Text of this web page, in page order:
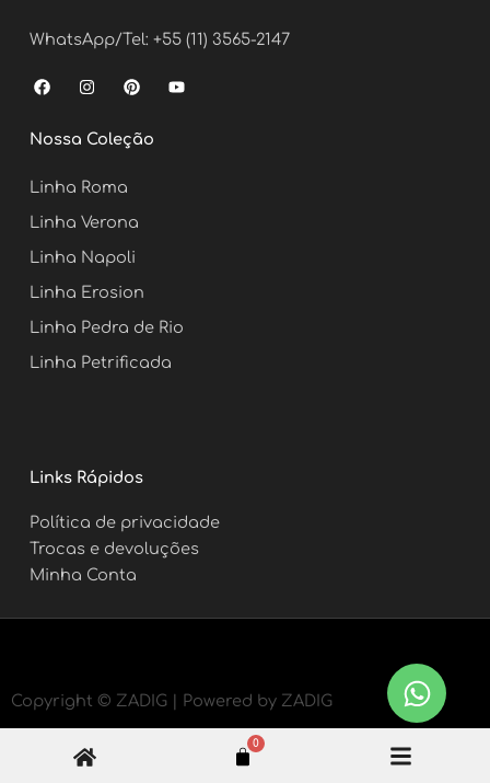
0
Carrinho
WhatsApp/Tel: +55 (11) 3565-2147
F
a
e
b
o
k
I
n
t
a
r
a
m
P
i
t
e
Y
o
Nossa Coleção
Linha Roma
Linha Verona
Linha Napoli
Linha Erosion
Linha Pedra de Rio
Linha Petrificada
Links Rápidos
Política de privacidade
Trocas e devoluções
Minha Conta
Copyright © ZADIG | Powered by ZADIG